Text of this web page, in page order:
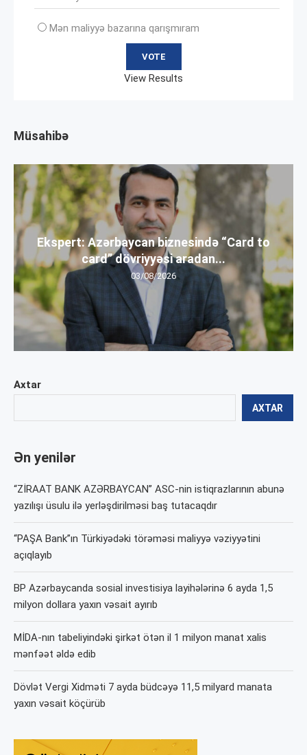
Axtar
AXTAR
Ən yenilər
“ZİRAAT BANK AZƏRBAYCAN” ASC-nin istiqrazlarının abunə
yazılışı üsulu ilə yerləşdirilməsi baş tutacaqdır
“PAŞA Bank”ın Türkiyədəki törəməsi maliyyə vəziyyətini
açıqlayıb
BP Azərbaycanda sosial investisiya layihələrinə 6 ayda 1,5
milyon dollara yaxın vəsait ayırıb
MİDA-nın tabeliyindəki şirkət ötən il 1 milyon manat xalis
mənfəət əldə edib
Dövlət Vergi Xidməti 7 ayda büdcəyə 11,5 milyard manata
yaxın vəsait köçürüb
Mən maliyyə bazarına qarışmıram
View Results
Müsahibə
Ekspert: Azərbaycan biznesində “Card to
card” dövriyyəsi aradan...
03/08/2026